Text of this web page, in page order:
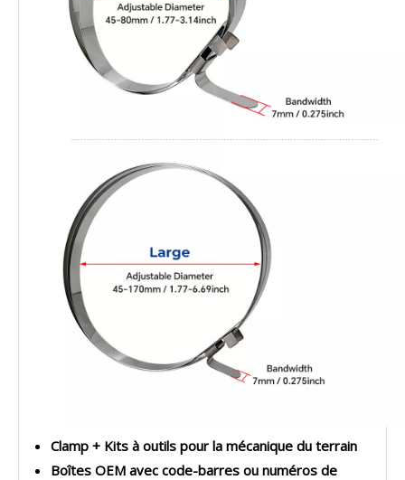
Clamp + Kits à outils pour la mécanique du terrain
Boîtes OEM avec code-barres ou numéros de